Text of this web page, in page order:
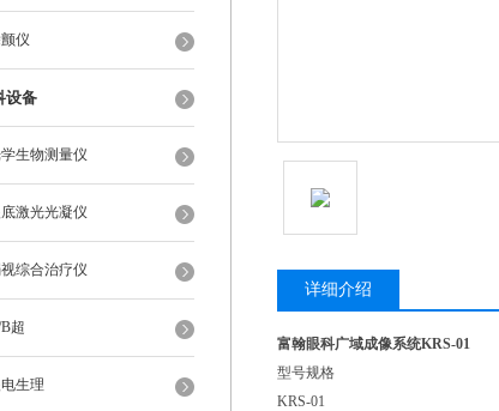
仪
设备
生物测量仪
激光光凝仪
综合治疗仪
超
生理
详细介绍
富翰眼科广域成像系统KRS-01
型号规格
KRS-01